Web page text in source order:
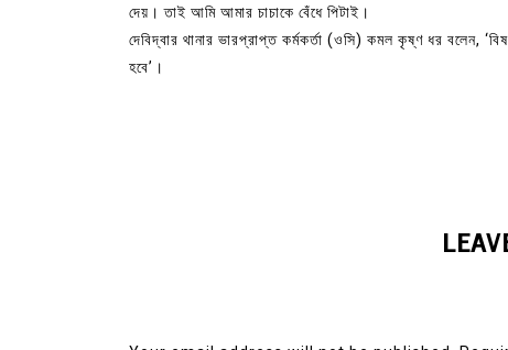
দেয়। তাই আমি আমার চাচাকে বেঁধে পিটাই।
দেবিদ্বার থানার ভারপ্রাপ্ত কর্মকর্তা (ওসি) কমল কৃষ্ণ ধর বলেন,
হবে’।